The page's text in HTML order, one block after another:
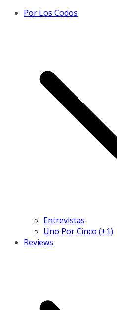
Por Los Codos
Entrevistas
Uno Por Cinco (+1)
Reviews